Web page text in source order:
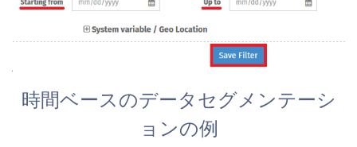
時間ベースのデータセグメンテーシ
ョンの例